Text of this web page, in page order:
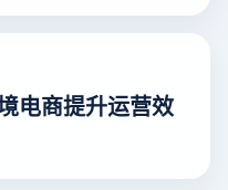
电商提升运营效